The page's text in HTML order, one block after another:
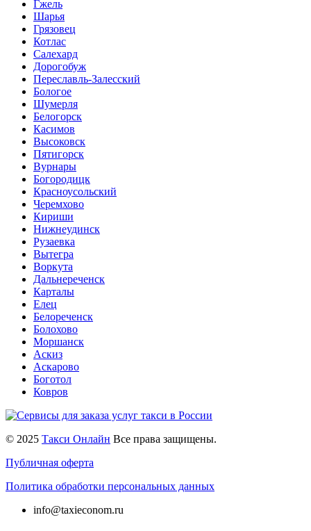
Гжель
Шарья
Грязовец
Котлас
Салехард
Дорогобуж
Переславль-Залесский
Бологое
Шумерля
Белогорск
Касимов
Высоковск
Пятигорск
Вурнары
Богородицк
Красноусольский
Черемхово
Кириши
Нижнеудинск
Рузаевка
Вытегра
Воркута
Дальнереченск
Карталы
Елец
Белореченск
Болохово
Моршанск
Аскиз
Аскарово
Боготол
Ковров
© 2025 Такси Онлайн Все права защищены.
Публичная оферта
Политика обработки персональных данных
info@taxieconom.ru